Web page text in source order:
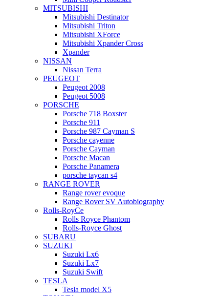
MITSUBISHI
Mitsubishi Destinator
Mitsubishi Triton
Mitsubishi XForce
Mitsubishi Xpander Cross
Xpander
NISSAN
Nissan Terra
PEUGEOT
Peugeot 2008
Peugeot 5008
PORSCHE
Porsche 718 Boxster
Porsche 911
Porsche 987 Cayman S
Porsche cayenne
Porsche Cayman
Porsche Macan
Porsche Panamera
porsche taycan s4
RANGE ROVER
Range rover evoque
Range Rover SV Autobiography
Rolls-RoyCe
Rolls Royce Phantom
Rolls-Royce Ghost
SUBARU
SUZUKI
Suzuki Lx6
Suzuki Lx7
Suzuki Swift
TESLA
Tesla model X5